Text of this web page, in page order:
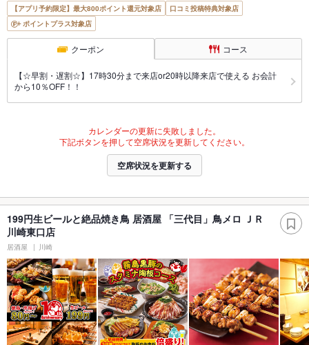
【アプリ予約限定】最大800ポイント還元対象店
口コミ投稿特典対象店
ポイントプラス対象店
クーポン コース
【☆早割・遅割☆】17時30分まで来店or20時以降来店で使える お会計
から10％OFF！！
カレンダーの更新に失敗しました。
下記ボタンを押して空席状況を更新してください。
空席状況を更新する
199円生ビールと絶品焼き鳥 居酒屋 「三代目」鳥メロ ＪＲ
川崎東口店
居酒屋 川崎